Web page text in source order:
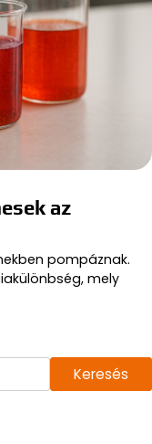
az
pompáznak.
mely
Keresés